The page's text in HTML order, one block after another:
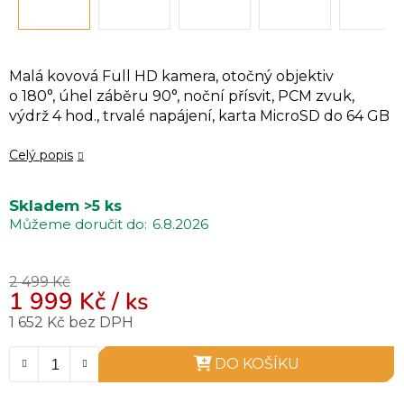
Malá kovová Full HD kamera, otočný objektiv
o 180°, úhel záběru 90°, noční přísvit, PCM zvuk,
výdrž 4 hod., trvalé napájení, karta MicroSD do 64 GB
Celý popis
Skladem >5 ks
6.8.2026
2 499 Kč
1 999 Kč/ ks
1 652 Kč bez DPH
DO KOŠÍKU